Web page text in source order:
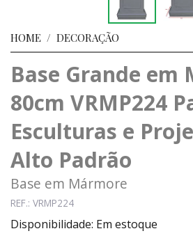
HOME / DECORAÇÃO
Base Grande em
80cm VRMP224
Esculturas e
Alto Padrão
Base em Mármore
REF.: VRMP224
Disponibilidade: Em estoque